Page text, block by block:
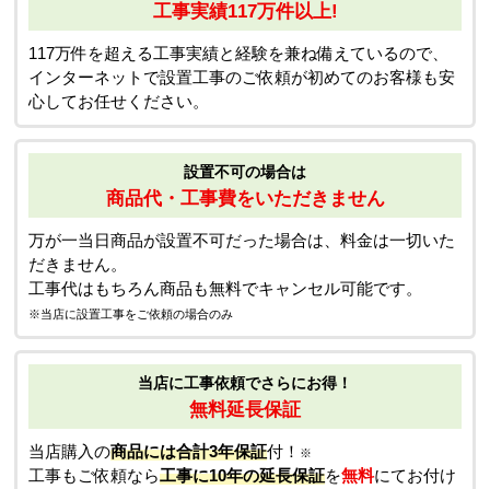
工事実績117万件以上!
117万件を超える工事実績と経験を兼ね備えているので、
インターネットで設置工事のご依頼が初めてのお客様も安
心してお任せください。
設置不可の場合は
商品代・工事費をいただきません
万が一当日商品が設置不可だった場合は、料金は一切いた
だきません。
工事代はもちろん商品も無料でキャンセル可能です。
※当店に設置工事をご依頼の場合のみ
当店に工事依頼でさらにお得！
無料延長保証
当店購入の商品には合計3年保証付！ ※
工事もご依頼なら工事に10年の延長保証を無料にてお付け